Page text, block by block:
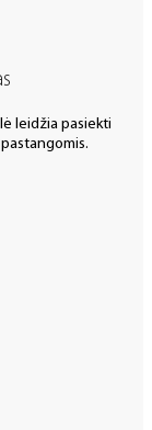
leidžia pasiekti